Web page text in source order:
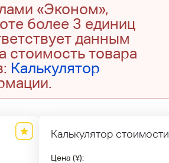
«Эконом»,
более 3 единиц
данным
стоимость товара
Калькулятор
Калькулятор стоимости
Цена (¥):